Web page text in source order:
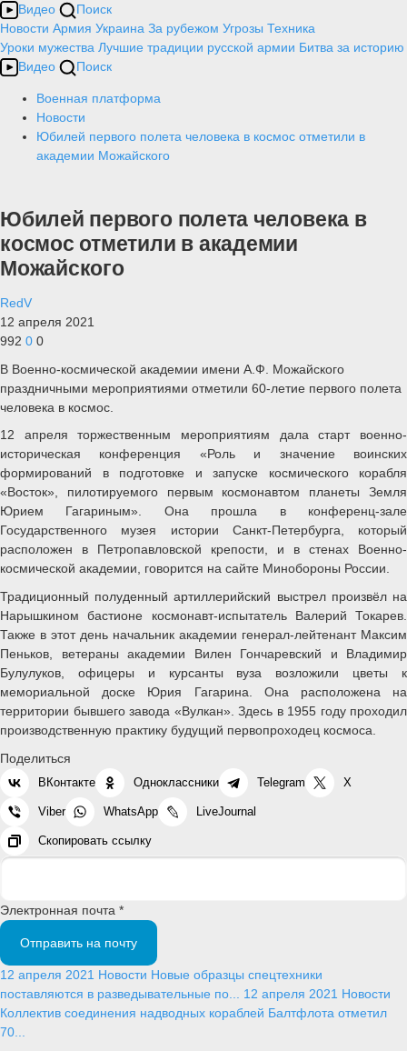
Видео
Поиск
Новости Армия Украина За рубежом Угрозы Техника
Уроки мужества Лучшие традиции русской армии Битва за историю
Видео
Поиск
Военная платформа
Новости
Юбилей первого полета человека в космос отметили в
академии Можайского
Юбилей первого полета человека в
космос отметили в академии
Можайского
RedV
12 апреля 2021
992 0 0
В Военно-космической академии имени А.Ф. Можайского
праздничными мероприятиями отметили 60-летие первого полета
человека в космос.
12 апреля торжественным мероприятиям дала старт военно-
историческая конференция «Роль и значение воинских
формирований в подготовке и запуске космического корабля
«Восток», пилотируемого первым космонавтом планеты Земля
Юрием Гагариным». Она прошла в конференц-зале
Государственного музея истории Санкт-Петербурга, который
расположен в Петропавловской крепости, и в стенах Военно-
космической академии, говорится на сайте Минобороны России.
Традиционный полуденный артиллерийский выстрел произвёл на
Нарышкином бастионе космонавт-испытатель Валерий Токарев.
Также в этот день начальник академии генерал-лейтенант Максим
Пеньков, ветераны академии Вилен Гончаревский и Владимир
Булулуков, офицеры и курсанты вуза возложили цветы к
мемориальной доске Юрия Гагарина. Она расположена на
территории бывшего завода «Вулкан». Здесь в 1955 году проходил
производственную практику будущий первопроходец космоса.
Поделиться
ВКонтакте Одноклассники Telegram X
Viber WhatsApp LiveJournal
Скопировать ссылку
Электронная почта *
Отправить на почту
12 апреля 2021 Новости Новые образцы спецтехники
поставляются в разведывательные по... 12 апреля 2021 Новости
Коллектив соединения надводных кораблей Балтфлота отметил
70...